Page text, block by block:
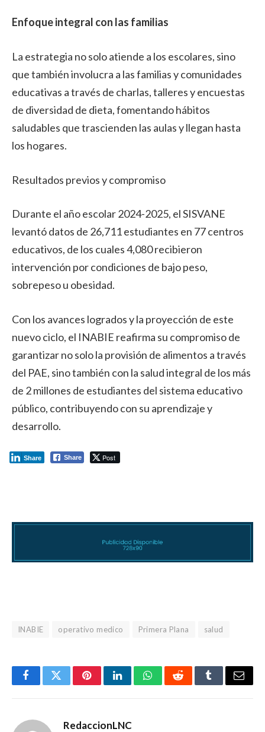
Enfoque integral con las familias
La estrategia no solo atiende a los escolares, sino
que también involucra a las familias y comunidades
educativas a través de charlas, talleres y encuestas
de diversidad de dieta, fomentando hábitos
saludables que trascienden las aulas y llegan hasta
los hogares.
Resultados previos y compromiso
Durante el año escolar 2024-2025, el SISVANE
levantó datos de 26,711 estudiantes en 77 centros
educativos, de los cuales 4,080 recibieron
intervención por condiciones de bajo peso,
sobrepeso u obesidad.
Con los avances logrados y la proyección de este
nuevo ciclo, el INABIE reafirma su compromiso de
garantizar no solo la provisión de alimentos a través
del PAE, sino también con la salud integral de los más
de 2 millones de estudiantes del sistema educativo
público, contribuyendo con su aprendizaje y
desarrollo.
Share Post
Share
INABIE operativo medico Primera Plana salud
FacebookGorjeoPinterestLinkedInWhatsAppRedditTumblr
RedaccionLNC